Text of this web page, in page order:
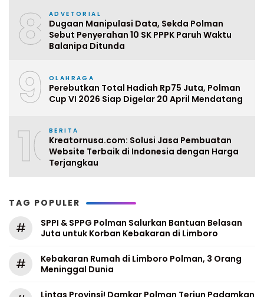
8 ADVETORIAL
Dugaan Manipulasi Data, Sekda Polman
Sebut Penyerahan 10 SK PPPK Paruh Waktu
Balanipa Ditunda
9 OLAHRAGA
Perebutkan Total Hadiah Rp75 Juta, Polman
Cup VI 2026 Siap Digelar 20 April Mendatang
10BERITA
Kreatornusa.com: Solusi Jasa Pembuatan
Website Terbaik di Indonesia dengan Harga
Terjangkau
TAG POPULER
#
SPPI & SPPG Polman Salurkan Bantuan Belasan
Juta untuk Korban Kebakaran di Limboro
#
Kebakaran Rumah di Limboro Polman, 3 Orang
Meninggal Dunia